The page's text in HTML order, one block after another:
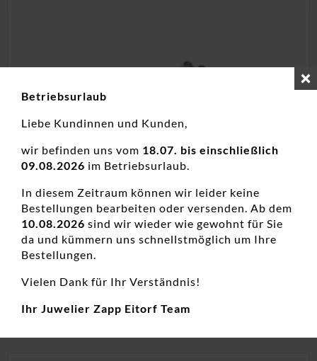
Damenohrschmuck, Neuheiten, Ohrstecker, Silber
Ohrstecker ohne Stein 925 Ag rhodiniert
inkl. 19 % MwSt.
zzgl.Versandkosten
Betriebsurlaub
Liebe Kundinnen und Kunden,
wir befinden uns vom 18.07. bis einschließlich
09.08.2026 im Betriebsurlaub.
In diesem Zeitraum können wir leider keine
Bestellungen bearbeiten oder versenden. Ab dem
10.08.2026 sind wir wieder wie gewohnt für Sie
da und kümmern uns schnellstmöglich um Ihre
Bestellungen.
Vielen Dank für Ihr Verständnis!
Ihr Juwelier Zapp Eitorf Team